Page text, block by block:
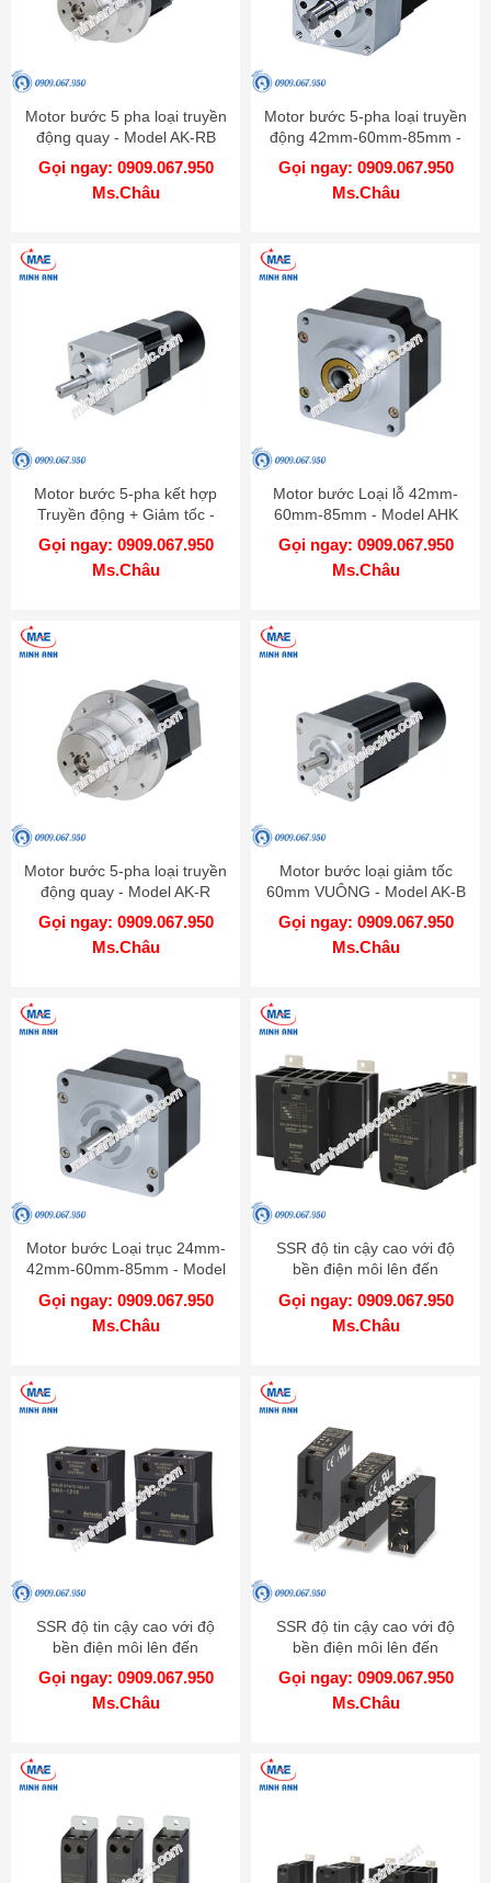
Motor bước 5 pha loại truyền
động quay - Model AK-RB
Gọi ngay: 0909.067.950
Ms.Châu
Motor bước 5-pha loại truyền
động 42mm-60mm-85mm -
Model AK-G
Gọi ngay: 0909.067.950
Ms.Châu
Motor bước 5-pha kết hợp
Truyền động + Giảm tốc -
Model AK-GB
Gọi ngay: 0909.067.950
Ms.Châu
Motor bước Loại lỗ 42mm-
60mm-85mm - Model AHK
Gọi ngay: 0909.067.950
Ms.Châu
Motor bước 5-pha loại truyền
động quay - Model AK-R
Gọi ngay: 0909.067.950
Ms.Châu
Motor bước loại giảm tốc
60mm VUÔNG - Model AK-B
Gọi ngay: 0909.067.950
Ms.Châu
Motor bước Loại trục 24mm-
42mm-60mm-85mm - Model
AK
Gọi ngay: 0909.067.950
Ms.Châu
SSR độ tin cậy cao với độ
bền điện môi lên đến
4000VAC - Model SRPH1
Gọi ngay: 0909.067.950
Ms.Châu
SSR độ tin cậy cao với độ
bền điện môi lên đến
4000VAC - Model SR1
Gọi ngay: 0909.067.950
Ms.Châu
SSR độ tin cậy cao với độ
bền điện môi lên đến
4000VAC - Model SRS1
Gọi ngay: 0909.067.950
Ms.Châu